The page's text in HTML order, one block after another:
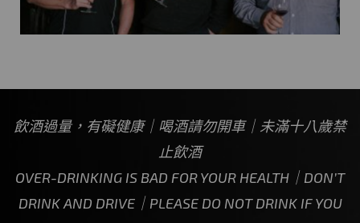
飲酒過量，有礙健康｜喝酒請勿開車｜未滿十八歲禁
止飲酒
OVER-DRINKING IS BAD FOR YOUR HEALTH｜DON’T
DRINK AND DRIVE｜PLEASE DO NOT DRINK IF YOU